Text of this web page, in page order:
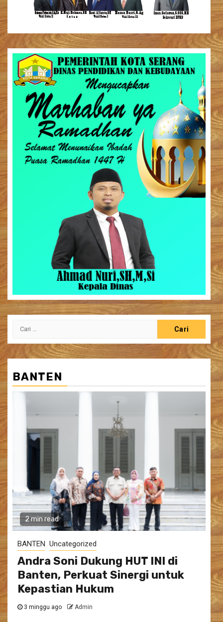
BANTEN
2 min read
BANTEN Uncategorized
Andra Soni Dukung HUT INI di
Banten, Perkuat Sinergi untuk
Kepastian Hukum
3 minggu ago Admin